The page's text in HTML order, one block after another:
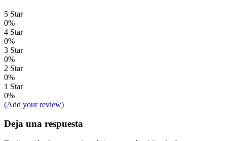
5 Star
0%
4 Star
0%
3 Star
0%
2 Star
0%
1 Star
0%
(Add your review)
Deja una respuesta